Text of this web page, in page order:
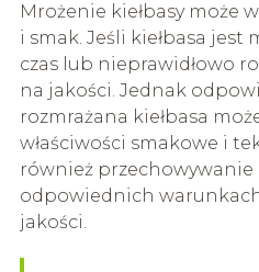
Mrożenie kiełbasy może
i smak. Jeśli kiełbasa jest
czas lub nieprawidłowo
na jakości. Jednak
rozmrażana kiełbasa
właściwości smakowe i
również przechowywanie
odpowiednich
jakości.